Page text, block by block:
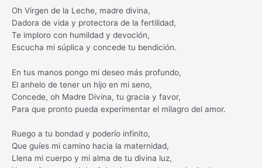
Oh Virgen de la Leche, madre divina,
Dadora de vida y protectora de la fertilidad,
Te imploro con humildad y devoción,
Escucha mi súplica y concede tu bendición.
En tus manos pongo mi deseo más profundo,
El anhelo de tener un hijo en mi seno,
Concede, oh Madre Divina, tu gracia y favor,
Para que pronto pueda experimentar el milagro del amor.
Ruego a tu bondad y poderío infinito,
Que guíes mi camino hacia la maternidad,
Llena mi cuerpo y mi alma de tu divina luz,